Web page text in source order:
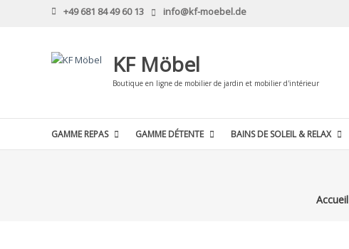
+49 681 84 49 60 13 info@kf-moebel.de
KF Möbel
Boutique en ligne de mobilier de jardin et mobilier d'intérieur
GAMME REPAS GAMME DÉTENTE BAINS DE SOLEIL & RELAX
Accueil